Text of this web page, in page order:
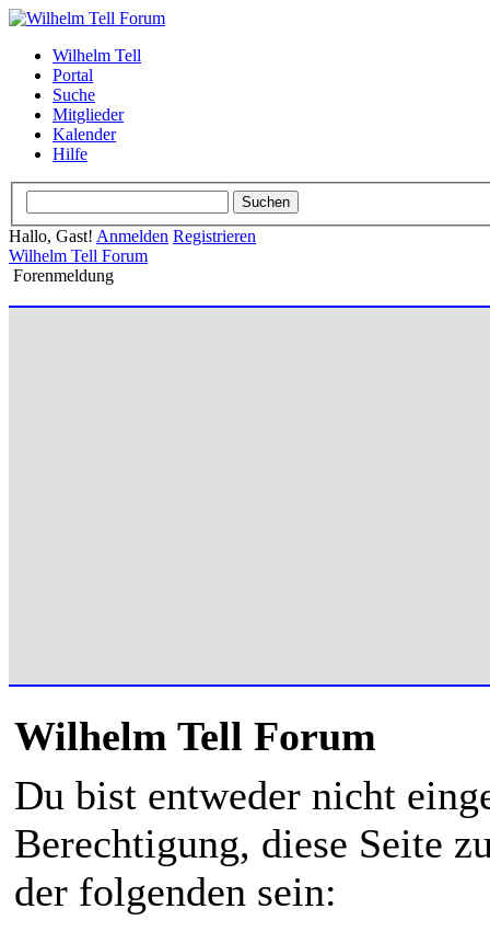
Wilhelm Tell
Portal
Suche
Mitglieder
Kalender
Hilfe
Hallo, Gast! Anmelden Registrieren
Wilhelm Tell Forum
Forenmeldung
Wilhelm Tell Forum
Du bist entweder nicht
Berechtigung, diese Seite
der folgenden sein: